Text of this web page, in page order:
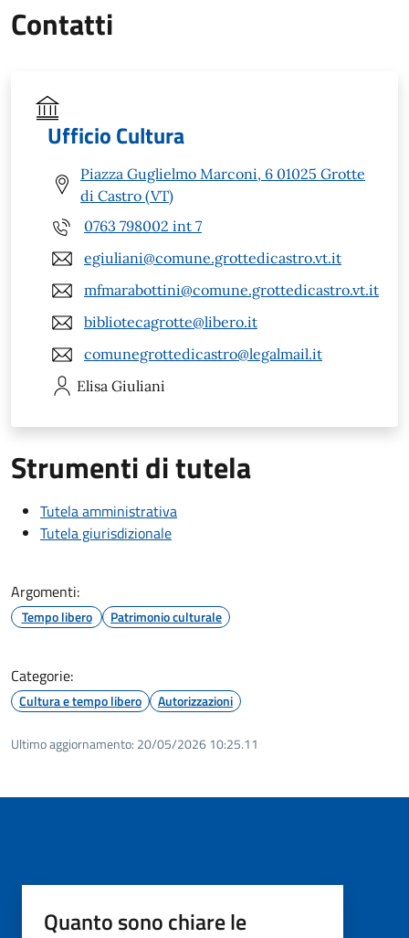
Contatti
Ufficio Cultura
Piazza Guglielmo Marconi, 6 01025 Grotte
di Castro (VT)
0763 798002 int 7
egiuliani@comune.grottedicastro.vt.it
mfmarabottini@comune.grottedicastro.vt.it
bibliotecagrotte@libero.it
comunegrottedicastro@legalmail.it
Elisa Giuliani
Strumenti di tutela
Tutela amministrativa
Tutela giurisdizionale
Argomenti:
Tempo libero Patrimonio culturale
Categorie:
Cultura e tempo libero Autorizzazioni
Ultimo aggiornamento: 20/05/2026 10:25.11
Quanto sono chiare le